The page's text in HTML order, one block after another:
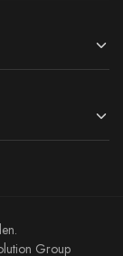
Group